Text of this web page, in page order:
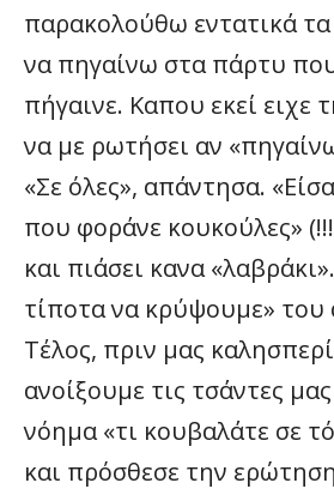
παρακολούθω εντατικά
να πηγαίνω στα πάρτυ που
πήγαινε. Καπου εκεί ειχε
να με ρωτήσει αν
«Σε όλες», απάντησα.
που φοράνε κουκούλες»
και πιάσει κανα
τίποτα να κρύψουμε» του
Τέλος, πριν μας
ανοίξουμε τις τσάντες
νόημα «τι κουβαλάτε σε
και πρόσθεσε την